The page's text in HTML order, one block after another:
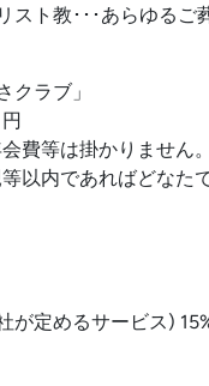
スト教･･･あらゆるご
クラブ」
費等は掛かりません。
等以内であればどなた
が定めるサービス)